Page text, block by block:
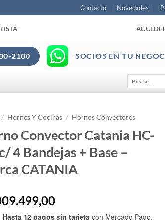
Contacto Novedades
2100 SOCIOS EN TU
por:
/ Hornos Y Cocinas / Hornos Convectores
Convector Catania HC-
4 Bandejas + Base –
CATANIA
Hasta 12 pagos sin tarjeta con Mercado Pago.